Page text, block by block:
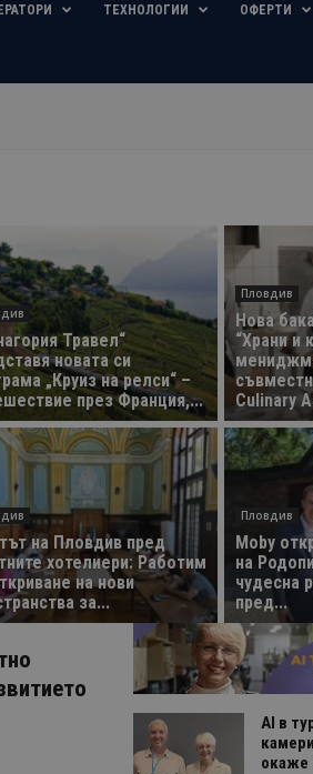
ТЕХНОЛОГИИ ОФЕРТИ
Травел“
новата си
„Круиз на релси“ –
през Франция,...
Пловдив
Нова
“Храни и
Culinary
на Пловдив пред
хотелиери: Работим
на нови
за...
Пловдив
Moby
на
чудесна
пред...
AI в
окаже